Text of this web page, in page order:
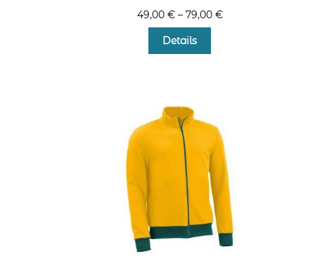
49,00 €– 79,00 €
Details
Die
Optionen
können
auf
der
Produktseite
gewählt
werden